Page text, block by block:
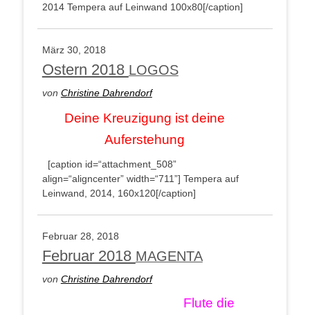
2014 Tem­pe­ra auf Lein­wand 100x80[/caption]
März 30, 2018
Ostern 2018 LOGOS
von Chris­ti­ne Dahrendorf
Dei­ne Kreu­zi­gung ist dei­ne
Auferstehung
[cap­ti­on id=“attachment_508”
align=“aligncenter” width=“711”] Tem­pe­ra auf
Lein­wand, 2014, 160x120[/caption]
Febru­ar 28, 2018
Februar 2018 MAGENTA
von Chris­ti­ne Dahrendorf
Flu­te die